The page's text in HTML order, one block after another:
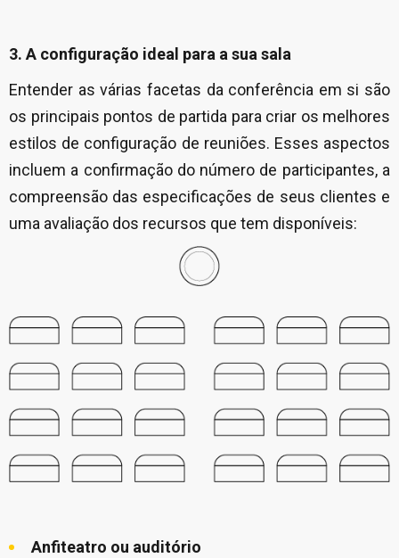
3. A configuração ideal para a sua sala
Entender as várias facetas da conferência em si são
os principais pontos de partida para criar os melhores
estilos de configuração de reuniões. Esses aspectos
incluem a confirmação do número de participantes, a
compreensão das especificações de seus clientes e
uma avaliação dos recursos que tem disponíveis:
Anfiteatro ou auditório